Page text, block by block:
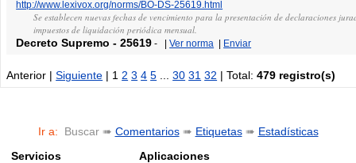
http://www.lexivox.org/norms/BO-DS-25619.html
Se establecen nuevas fechas de vencimiento para la presentación de declaraciones
impuestos de liquidación periódica mensual.
Decreto Supremo -25619 - |Ver norma | Enviar
Anterior |Siguiente | 1 2 3 4 5 ...30 31 32 | Total:479 registro(s)
Ir a: Buscar ➠ Comentarios➠ Etiquetas➠ Estadísticas
Servicios
Aplicaciones